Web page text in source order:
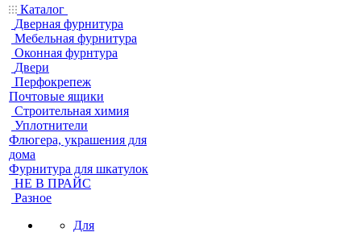
Каталог
Дверная фурнитура
Мебельная фурнитура
Оконная фурнтура
Двери
Перфокрепеж
Почтовые ящики
Строительная химия
Уплотнители
Флюгера, украшения для
дома
Фурнитура для шкатулок
НЕ В ПРАЙС
Разное
Для